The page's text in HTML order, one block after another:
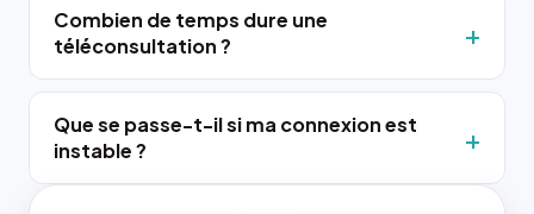
Combien de temps dure une
téléconsultation ?
Que se passe-t-il si ma connexion est
instable ?